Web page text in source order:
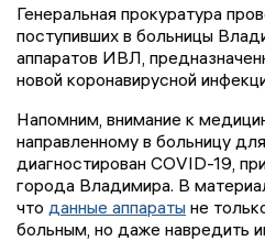
Генеральная прокуратура
поступивших в больницы
аппаратов ИВЛ,
новой коронавирусной
Напомним, внимание к
направленному в больницу
диагностирован COVID-19,
города Владимира. В
что данные аппараты не
больным, но даже навредить